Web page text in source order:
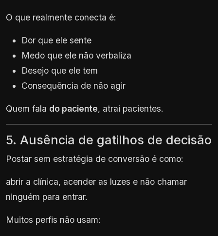
O que realmente conecta é:
Dor que ele sente
Medo que ele não verbaliza
Desejo que ele tem
Consequência de não agir
Quem fala do paciente, atrai pacientes.
5. Ausência de gatilhos de decisão
Postar sem estratégia de conversão é como:
abrir a clínica, acender as luzes e não chamar
ninguém para entrar.
Muitos perfis não usam: